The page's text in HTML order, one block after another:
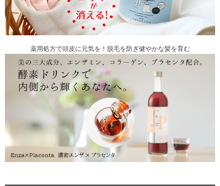
薬用処方で頭皮に元気を！脱毛を防ぎ健やかな髪を育む